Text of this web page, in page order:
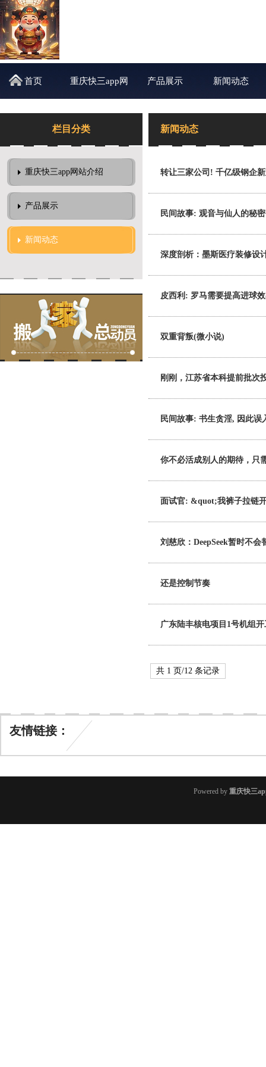
首页 重庆快三app网 产品展示 新闻动态
栏目分类
重庆快三app网站介绍
产品展示
新闻动态
新闻动态
转让三家公司! 千亿级钢企
民间故事: 观音与仙人的秘
深度剖析：墨斯医疗装修设
皮西利: 罗马需要提高进球
双重背叛(微小说)
刚刚，江苏省本科提前批次
民间故事: 书生贪淫, 因此误
你不必活成别人的期待，只
面试官: &quot;我裤子拉链
刘慈欣：DeepSeek暂时不
还是控制节奏
广东陆丰核电项目1号机组
共 1 页/12 条记录
友情链接：
Powered by 重庆快三